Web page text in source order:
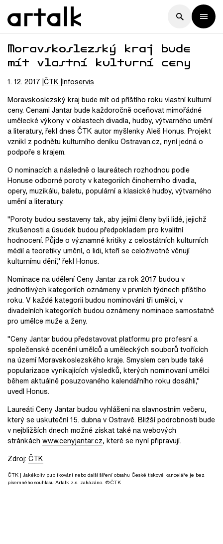
Moravskoslezský kraj bude
mít vlastní kulturní ceny
1. 12. 2017 ČTK Infoservis
Moravskoslezský kraj bude mít od příštího roku vlastní kulturní
ceny. Cenami Jantar bude každoročně oceňovat mimořádné
umělecké výkony v oblastech divadla, hudby, výtvarného umění
a literatury, řekl dnes ČTK autor myšlenky Aleš Honus. Projekt
vznikl z podnětu kulturního deníku Ostravan.cz, nyní jedná o
podpoře s krajem.
O nominacích a následně o laureátech rozhodnou podle
Honuse odborné poroty v kategoriích činoherního divadla,
opery, muzikálu, baletu, populární a klasické hudby, výtvarného
umění a literatury.
"Poroty budou sestaveny tak, aby jejími členy byli lidé, jejichž
zkušenosti a úsudek budou předpokladem pro kvalitní
hodnocení. Půjde o významné kritiky z celostátních kulturních
médií a teoretiky umění, o lidi, kteří se celoživotně věnují
kulturnímu dění," řekl Honus.
Nominace na udělení Ceny Jantar za rok 2017 budou v
jednotlivých kategoriích oznámeny v prvních týdnech příštího
roku. V každé kategorii budou nominováni tři umělci, v
divadelních kategoriích budou oznámeny nominace samostatně
pro umělce muže a ženy.
"Ceny Jantar budou představovat platformu pro profesní a
společenské ocenění umělců a uměleckých souborů tvořících
na území Moravskoslezského kraje. Smyslem cen bude také
popularizace vynikajících výsledků, kterých nominovaní umělci
během aktuálně posuzovaného kalendářního roku dosáhli,"
uvedl Honus.
Laureáti Ceny Jantar budou vyhlášeni na slavnostním večeru,
který se uskuteční 15. dubna v Ostravě. Bližší podrobnosti bude
v nejbližších dnech možné získat také na webových
stránkách www.cenyjantar.cz, které se nyní připravují.
Zdroj: ČTK
ČTK | Jakékoliv publikování nebo další šíření obsahu České tiskové kanceláře je bez
písemného souhlasu Artalk z.s. zakázáno. ©ČTK